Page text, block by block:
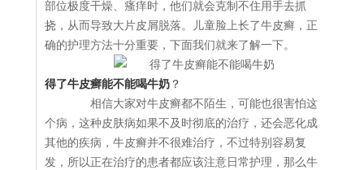
部位极度干燥、瘙痒时，他们就会克制不住用手去抓
挠，从而导致大片皮屑脱落。儿童脸上长了牛皮癣，正
确的护理方法十分重要，下面我们就来了解一下。
得了牛皮癣能不能喝牛奶 ？
相信大家对牛皮癣都不陌生，可能也很害怕这
个病，这种皮肤病如果不及时彻底的治疗，还会恶化成
其他的疾病，牛皮癣并不很难治疗，不过特别容易复
发，所以正在治疗的患者都应该注意日常护理，那么牛